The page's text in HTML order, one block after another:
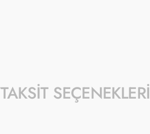
TAKSIT SEÇENEKLERI